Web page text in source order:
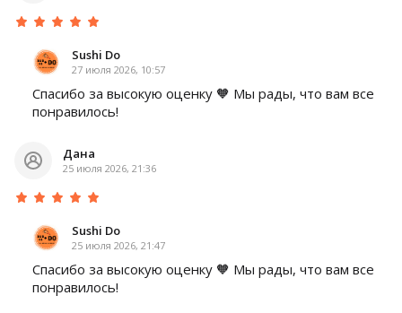
Sushi Do
27 июля 2026, 10:57
Спасибо за высокую оценку 🧡 Мы рады, что вам все
понравилось!
Дана
25 июля 2026, 21:36
Sushi Do
25 июля 2026, 21:47
Спасибо за высокую оценку 🧡 Мы рады, что вам все
понравилось!